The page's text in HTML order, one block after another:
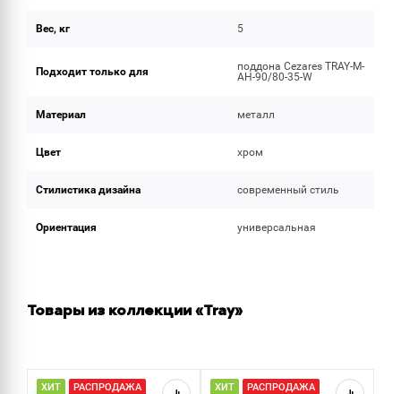
Вес, кг 5
Подходит только для
поддона Cezares TRAY-M-
AH-90/80-35-W
Материал металл
Цвет хром
Стилистика дизайна современный стиль
Ориентация универсальная
Товары из коллекции «Tray»
ХИТ РАСПРОДАЖА ХИТ РАСПРОДАЖА